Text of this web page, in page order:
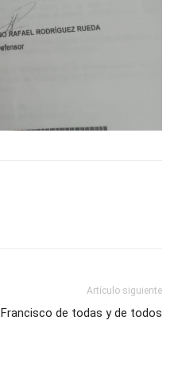
Artículo siguiente
Francisco de todas y de todos